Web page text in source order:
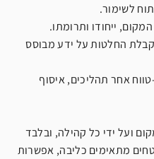
לשימור.
ייחודו ותרומתו.
החלטות על ידע מבוסס
אחר תהליכים, איסוף
ועל ידי כל קהילה, ובלבד
מתאימים כליבה, אפשרות